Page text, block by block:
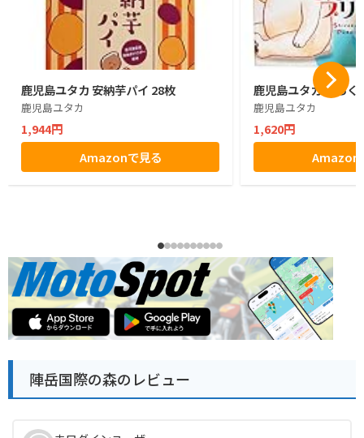
鹿児島ユタカ 安納芋パイ 28枚
鹿児島ユタカ
1,944円
Amazonで見る
鹿児島ユタカ しろく
鹿児島ユタカ
1,620円
Amazon
陣岳国際の森のレビュー